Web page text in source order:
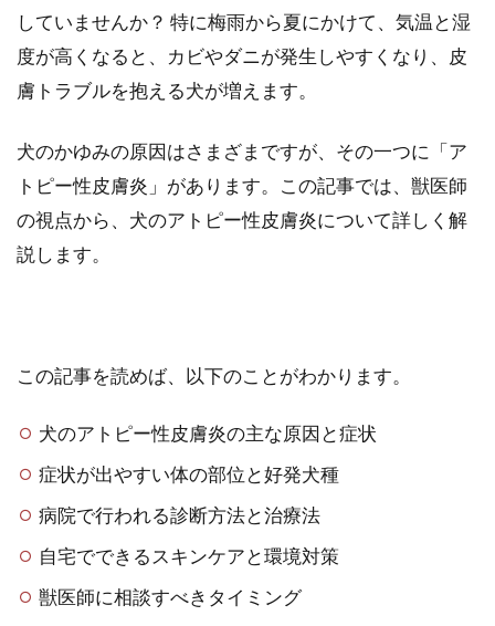
していませんか？ 特に梅雨から夏にかけて、気温と湿
度が高くなると、カビやダニが発生しやすくなり、皮
膚トラブルを抱える犬が増えます。
犬のかゆみの原因はさまざまですが、その一つに「ア
トピー性皮膚炎」があります。この記事では、獣医師
の視点から、犬のアトピー性皮膚炎について詳しく解
説します。
この記事を読めば、以下のことがわかります。
犬のアトピー性皮膚炎の主な原因と症状
症状が出やすい体の部位と好発犬種
病院で行われる診断方法と治療法
自宅でできるスキンケアと環境対策
獣医師に相談すべきタイミング